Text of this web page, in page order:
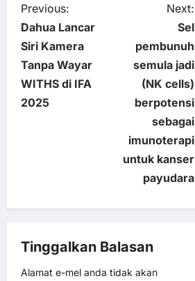
P
o
s
t
v
g
Previous:
Dahua Lancar
Siri Kamera
Tanpa Wayar
WITHS di IFA
2025
Next:
Sel
pembunuh
semula jadi
(NK cells)
berpotensi
sebagai
imunoterapi
untuk kanser
payudara
Tinggalkan Balasan
Alamat e-mel anda tidak akan